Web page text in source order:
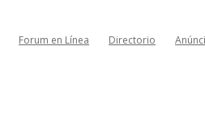
Forum en Línea Directorio